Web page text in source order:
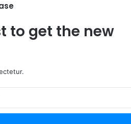
to get the new